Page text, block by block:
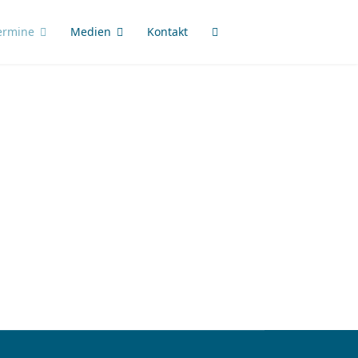
Medien Kontakt